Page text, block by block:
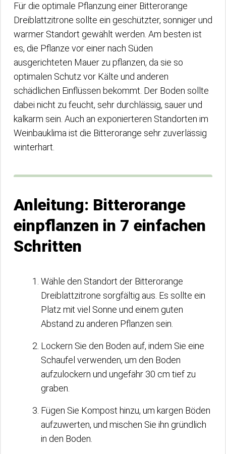
Für die optimale Pflanzung einer Bitterorange
Dreiblattzitrone sollte ein geschützter, sonniger und
warmer Standort gewählt werden. Am besten ist
es, die Pflanze vor einer nach Süden
ausgerichteten Mauer zu pflanzen, da sie so
optimalen Schutz vor Kälte und anderen
schädlichen Einflüssen bekommt. Der Boden sollte
dabei nicht zu feucht, sehr durchlässig, sauer und
kalkarm sein. Auch an exponierteren Standorten im
Weinbauklima ist die Bitterorange sehr zuverlässig
winterhart.
Anleitung: Bitterorange
einpflanzen in 7 einfachen
Schritten
Wähle den Standort der Bitterorange
Dreiblattzitrone sorgfältig aus. Es sollte ein
Platz mit viel Sonne und einem guten
Abstand zu anderen Pflanzen sein.
Lockern Sie den Boden auf, indem Sie eine
Schaufel verwenden, um den Boden
aufzulockern und ungefähr 30 cm tief zu
graben.
Fügen Sie Kompost hinzu, um kargen Böden
aufzuwerten, und mischen Sie ihn gründlich
in den Boden.